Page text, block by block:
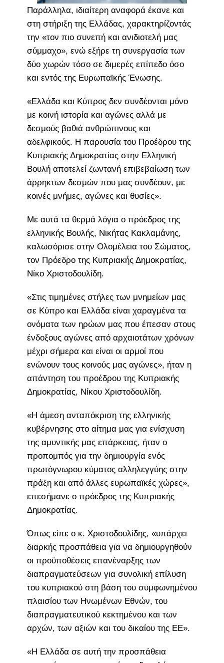
Παράλληλα, ιδιαίτερη αναφορά έκανε και
στη στήριξη της Ελλάδας, χαρακτηρίζοντάς
την «τον πιο συνεπή και ανιδιοτελή μας
σύμμαχο», ενώ εξήρε τη συνεργασία των
δύο χωρών τόσο σε διμερές επίπεδο όσο
και εντός της Ευρωπαϊκής Ένωσης.
«Ελλάδα και Κύπρος δεν συνδέονται μόνο
με κοινή ιστορία και αγώνες αλλά με
δεσμούς βαθιά ανθρώπινους και
αδελφικούς. Η παρουσία του Προέδρου της
Κυπριακής Δημοκρατίας στην Ελληνική
Βουλή αποτελεί ζωντανή επιβεβαίωση των
άρρηκτων δεσμών που μας συνδέουν, με
κοινές μνήμες, αγώνες και θυσίες».
Με αυτά τα θερμά λόγια ο πρόεδρος της
ελληνικής Βουλής, Νικήτας Κακλαμάνης,
καλωσόρισε στην Ολομέλεια του Σώματος,
τον Πρόεδρο της Κυπριακής Δημοκρατίας,
Νίκο Χριστοδουλίδη.
«Στις τιμημένες στήλες των μνημείων μας
σε Κύπρο και Ελλάδα είναι χαραγμένα τα
ονόματα των ηρώων μας που έπεσαν στους
ένδοξους αγώνες από αρχαιοτάτων χρόνων
μέχρι σήμερα και είναι οι αρμοί που
ενώνουν τους κοινούς μας αγώνες», ήταν η
απάντηση του προέδρου της Κυπριακής
Δημοκρατίας, Νίκου Χριστοδουλίδη.
«Η άμεση ανταπόκριση της ελληνικής
κυβέρνησης στο αίτημα μας για ενίσχυση
της αμυντικής μας επάρκειας, ήταν ο
προπομπός για την δημιουργία ενός
πρωτόγνωρου κύματος αλληλεγγύης στην
πράξη και από άλλες ευρωπαϊκές χώρες»,
επεσήμανε ο πρόεδρος της Κυπριακής
Δημοκρατίας.
Όπως είπε ο κ. Χριστοδουλίδης, «υπάρχει
διαρκής προσπάθεια για να δημιουργηθούν
οι προϋποθέσεις επανέναρξης των
διαπραγματεύσεων για συνολική επίλυση
του κυπριακού στη βάση του συμφωνημένου
πλαισίου των Ηνωμένων Εθνών, του
διαπραγματευτικού κεκτημένου και των
αρχών, των αξιών και του δικαίου της ΕΕ».
«Η Ελλάδα σε αυτή την προσπάθεια